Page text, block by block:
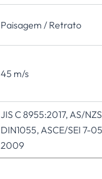
Paisagem / Retrato
45 m/s
JIS C 8955:2017, AS/NZS
DIN1055, ASCE/SEI 7-
2009